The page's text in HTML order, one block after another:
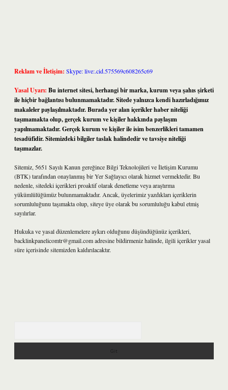
Reklam ve İletişim: Skype: live:.cid.575569c608265c69
Yasal Uyarı: Bu internet sitesi, herhangi bir marka, kurum veya şahıs şirketi
ile hiçbir bağlantısı bulunmamaktadır. Sitede yalnızca kendi hazırladığımız
makaleler paylaşılmaktadır. Burada yer alan içerikler haber niteliği
taşımamakta olup, gerçek kurum ve kişiler hakkında paylaşım
yapılmamaktadır. Gerçek kurum ve kişiler ile isim benzerlikleri tamamen
tesadüfidir. Sitemizdeki bilgiler taslak halindedir ve tavsiye niteliği
taşımazlar.
Sitemiz, 5651 Sayılı Kanun gereğince Bilgi Teknolojileri ve İletişim Kurumu
(BTK) tarafından onaylanmış bir Yer Sağlayıcı olarak hizmet vermektedir. Bu
nedenle, sitedeki içerikleri proaktif olarak denetleme veya araştırma
yükümlülüğümüz bulunmamaktadır. Ancak, üyelerimiz yazdıkları içeriklerin
sorumluluğunu taşımakta olup, siteye üye olarak bu sorumluluğu kabul etmiş
sayılırlar.
Hukuka ve yasal düzenlemelere aykırı olduğunu düşündüğünüz içerikleri,
backlinkpanelicomtr@gmail.comadresine bildirmeniz halinde, ilgili içerikler yasal
süre içerisinde sitemizden kaldırılacaktır.